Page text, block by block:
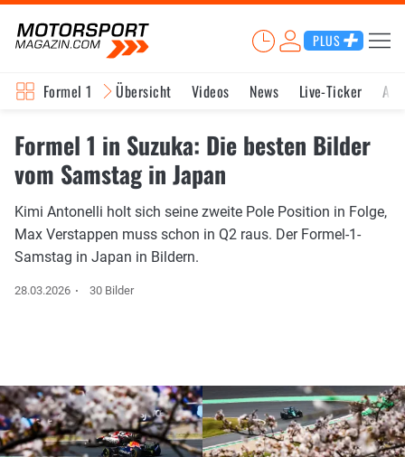
PLUS
Formel 1 Übersicht Videos News Live-Ticker
Formel 1 in Suzuka: Die besten Bilder
vom Samstag in Japan
Kimi Antonelli holt sich seine zweite Pole Position in Folge,
Max Verstappen muss schon in Q2 raus. Der Formel-1-
Samstag in Japan in Bildern.
28.03.2026 30 Bilder